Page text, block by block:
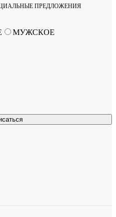
ПРЕДЛОЖЕНИЯ
МУЖСКОЕ